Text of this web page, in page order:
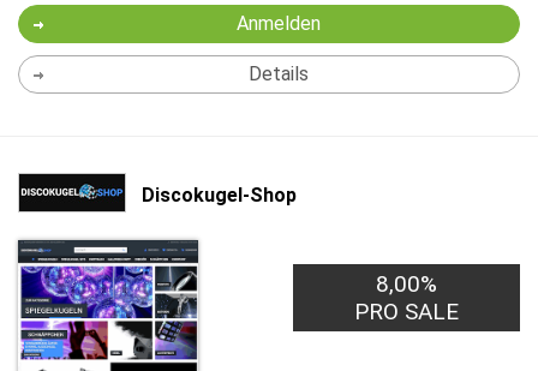
Anmelden
Details
Discokugel-Shop
8,00%
PRO SALE